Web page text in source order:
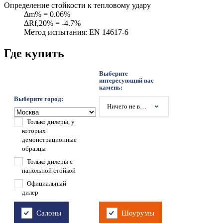
Определение стойкости к тепловому удару
Δm% = 0.06%
ΔRf,20% = -4.7%
Метод испытания: EN 14617-6
Где купить
Выберите город:
Выберите
интересующий вас
камень:
Ничего не выбрано
Только дилеры, у
которых
демонстрационные
образцы
Только дилеры с
напольной стойкой
Официальный
дилер
Салоны Шоурумы